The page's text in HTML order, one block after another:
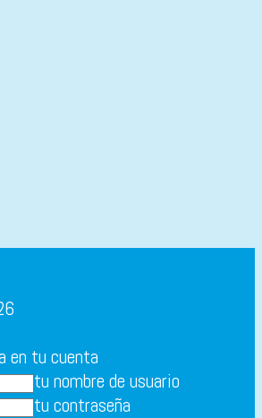
en tu cuenta
tu nombre de usuario
tu contraseña